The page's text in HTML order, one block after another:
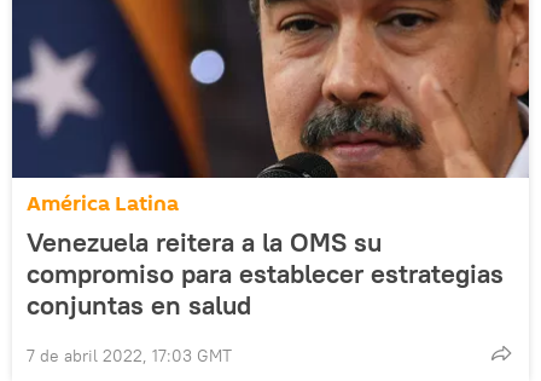
América Latina
Venezuela reitera a la OMS su
compromiso para establecer estrategias
conjuntas en salud
7 de abril 2022, 17:03 GMT